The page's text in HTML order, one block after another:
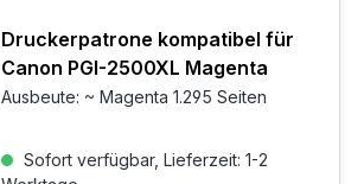
Druckerpatrone kompatibel für
Canon PGI-2500XL Magenta
Ausbeute: ~ Magenta 1.295 Seiten
Sofort verfügbar, Lieferzeit: 1-2